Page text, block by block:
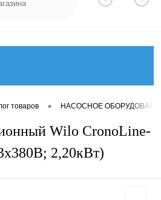
товаров • НАСОСНОЕ
Wilo CronoLine-
2,20кВт)